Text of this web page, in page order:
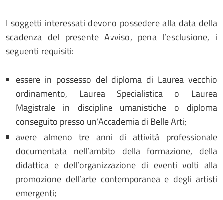
I soggetti interessati devono possedere alla data della
scadenza del presente Avviso, pena l’esclusione, i
seguenti requisiti:
essere in possesso del diploma di Laurea vecchio
ordinamento, Laurea Specialistica o Laurea
Magistrale in discipline umanistiche o diploma
conseguito presso un’Accademia di Belle Arti;
avere almeno tre anni di attività professionale
documentata nell’ambito della formazione, della
didattica e dell’organizzazione di eventi volti alla
promozione dell’arte contemporanea e degli artisti
emergenti;